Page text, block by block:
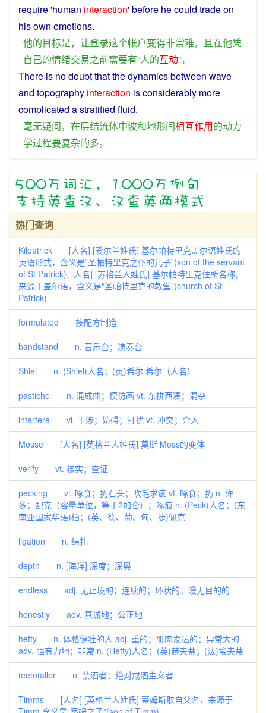
require'human interaction'before hecould tradeon
hisown emotions.
他的目标是， 让登录这个帐户变得非常难， 且在他凭
自己的情绪交易之前需要有“人的互动”。
There is no doubt thatthedynamicsbetween wave
and topography interaction isconsiderably more
complicated astratified fluid.
毫无疑问， 在层结流体中波和地形间相互作用的动力
学过程要复杂的多。
热门查询
Kilpatrick [人名] [爱尔兰姓氏] 基尔帕特里克盖尔语姓氏的
英语形式，含义是“圣帕特里克之仆的儿子”(son of the servant
of St Patrick); [人名] [苏格兰人姓氏] 基尔帕特里克住所名称，
来源于盖尔语，含义是“圣帕特里克的教堂”(church of St
Patrick)
formulated 按配方制造
bandstand n. 音乐台；演奏台
Shiel n. (Shiel)人名；(英)希尔 希尔（人名）
pastiche n. 混成曲；模仿画 vt. 东拼西凑；混杂
interfere vi. 干涉；妨碍；打扰 vt. 冲突；介入
Mosse [人名] [英格兰人姓氏] 莫斯 Moss的变体
verify vt. 核实；查证
pecking vi. 啄食；扔石头；吹毛求疵 vt. 啄食；扔 n. 许
多；配克（容量单位，等于2加仑）；啄痕 n. (Peck)人名；(东
南亚国家华语)柏；(英、德、葡、匈、捷)佩克
ligation n. 结扎
depth n. [海洋] 深度；深奥
endless adj. 无止境的；连续的；环状的；漫无目的的
honestly adv. 真诚地；公正地
hefty n. 体格健壮的人 adj. 重的；肌肉发达的；异常大的
adv. 强有力地；非常 n. (Hefty)人名；(英)赫夫蒂；(法)埃夫蒂
teetotaller n. 禁酒者；绝对戒酒主义者
Timms [人名] [英格兰人姓氏] 蒂姆斯取自父名，来源于